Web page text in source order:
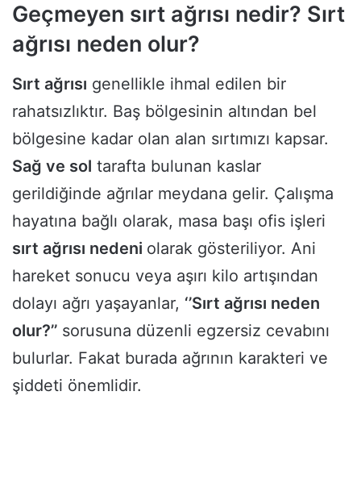
Geçmeyen sırt ağrısı nedir? Sırt
ağrısı neden olur?
Sırt ağrısı genellikle ihmal edilen bir
rahatsızlıktır. Baş bölgesinin altından bel
bölgesine kadar olan alan sırtımızı kapsar.
Sağ ve sol tarafta bulunan kaslar
gerildiğinde ağrılar meydana gelir. Çalışma
hayatına bağlı olarak, masa başı ofis işleri
sırt ağrısı nedeni olarak gösteriliyor. Ani
hareket sonucu veya aşırı kilo artışından
dolayı ağrı yaşayanlar, ‘’Sırt ağrısı neden
olur?’’ sorusuna düzenli egzersiz cevabını
bulurlar. Fakat burada ağrının karakteri ve
şiddeti önemlidir.